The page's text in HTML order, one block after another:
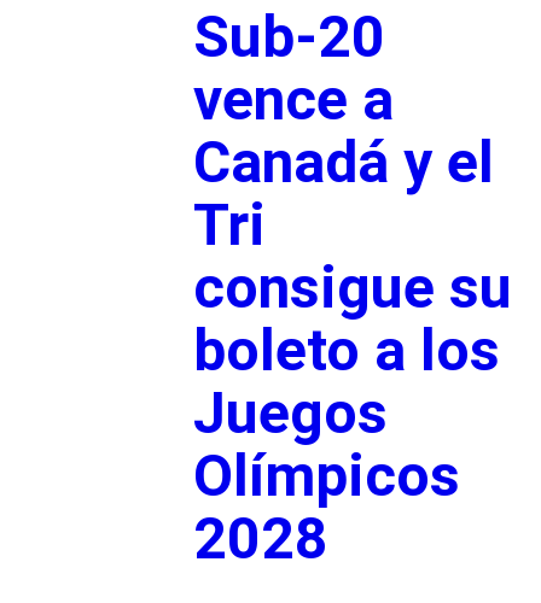
Sub-20
vence a
Canadá y el
Tri
consigue su
boleto a los
Juegos
Olímpicos
2028